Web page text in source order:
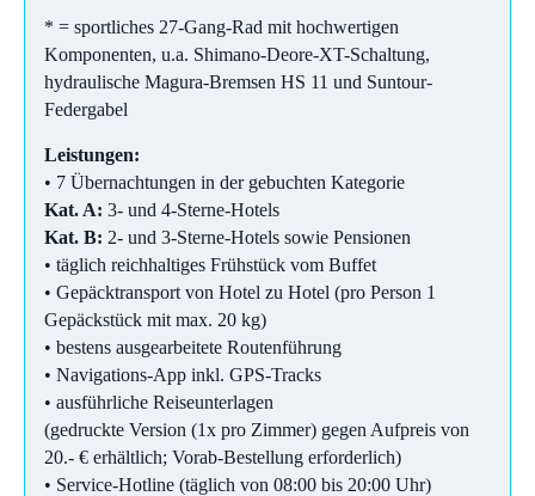
* = sportliches 27-Gang-Rad mit hochwertigen
Komponenten, u.a. Shimano-Deore-XT-Schaltung,
hydraulische Magura-Bremsen HS 11 und Suntour-
Federgabel
Leistungen:
• 7 Übernachtungen in der gebuchten Kategorie
Kat. A: 3- und 4-Sterne-Hotels
Kat. B: 2- und 3-Sterne-Hotels sowie Pensionen
• täglich reichhaltiges Frühstück vom Buffet
• Gepäcktransport von Hotel zu Hotel (pro Person 1
Gepäckstück mit max. 20 kg)
• bestens ausgearbeitete Routenführung
• Navigations-App inkl. GPS-Tracks
• ausführliche Reiseunterlagen
(gedruckte Version (1x pro Zimmer) gegen Aufpreis von
20.- € erhältlich; Vorab-Bestellung erforderlich)
• Service-Hotline (täglich von 08:00 bis 20:00 Uhr)